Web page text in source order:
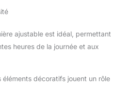
ajustable est idéal, permettant
heures de la journée et aux
éléments décoratifs jouent un rôle